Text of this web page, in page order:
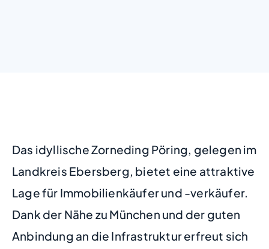
Das idyllische Zorneding Pöring, gelegen im
Landkreis Ebersberg, bietet eine attraktive
Lage für Immobilienkäufer und -verkäufer.
Dank der Nähe zu München und der guten
Anbindung an die Infrastruktur erfreut sich